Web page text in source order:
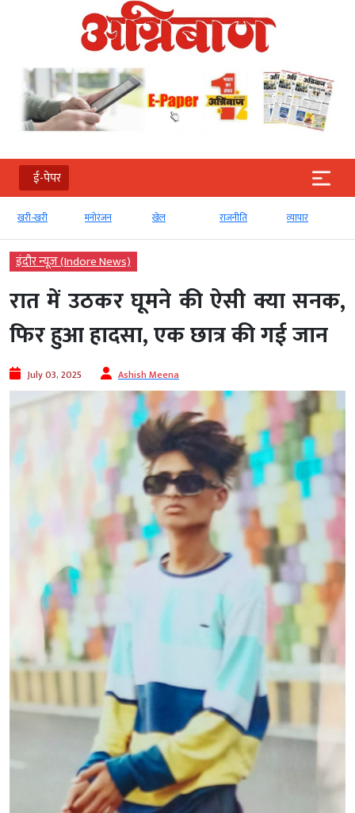
ई-पेपर
खरी मनोरंजन राजनीति
इंदौर न्यूज़ (Indore News)
रात में उठकर घूमने की ऐसी क्या सनक,
फिर हुआ हादसा, एक छात्र की गई जान
July 03, 2025 Ashish Meena